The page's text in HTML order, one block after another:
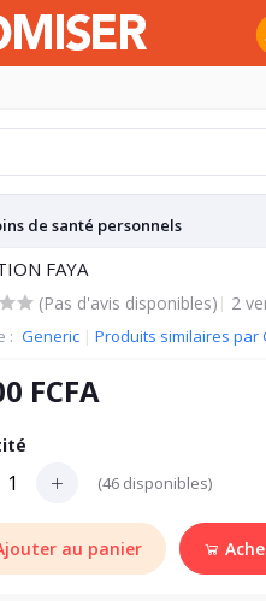
de santé personnels
FAYA
(Pas d'avis disponibles) | 2
: Generic | Produits similaires par
FCFA
(46disponibles)
au panier